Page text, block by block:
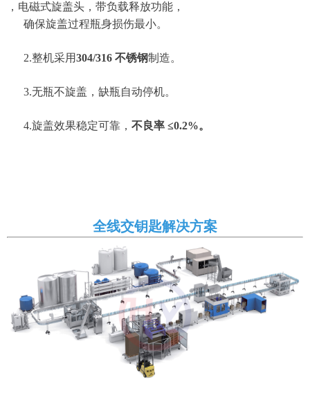
，电磁式旋盖头，带负载释放功能，
确保旋盖过程瓶身损伤最小。
2.整机采用304/316 不锈钢制造。
3.无瓶不旋盖，缺瓶自动停机。
4.旋盖效果稳定可靠， 不良率 ≤0.2%。
全线交钥匙解决方案